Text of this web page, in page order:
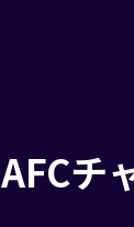
AFCチ